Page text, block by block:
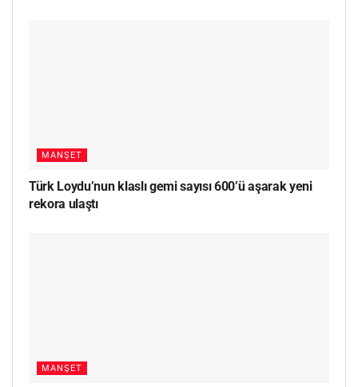
MANŞET
Türk Loydu’nun klaslı gemi sayısı 600’ü aşarak yeni
rekora ulaştı
MANŞET